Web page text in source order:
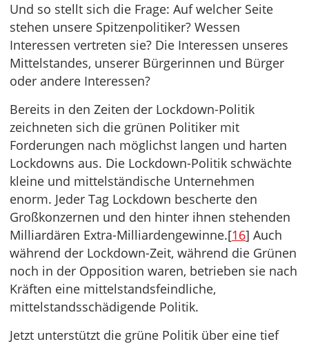
Und so stellt sich die Frage: Auf welcher Seite
stehen unsere Spitzenpolitiker? Wessen
Interessen vertreten sie? Die Interessen unseres
Mittelstandes, unserer Bürgerinnen und Bürger
oder andere Interessen?
Bereits in den Zeiten der Lockdown-Politik
zeichneten sich die grünen Politiker mit
Forderungen nach möglichst langen und harten
Lockdowns aus. Die Lockdown-Politik schwächte
kleine und mittelständische Unternehmen
enorm. Jeder Tag Lockdown bescherte den
Großkonzernen und den hinter ihnen stehenden
Milliardären Extra-Milliardengewinne.[16] Auch
während der Lockdown-Zeit, während die Grünen
noch in der Opposition waren, betrieben sie nach
Kräften eine mittelstandsfeindliche,
mittelstandsschädigende Politik.
Jetzt unterstützt die grüne Politik über eine tief